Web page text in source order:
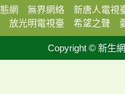
網 無界網絡
新唐人電視
放光明電視臺 希望之聲
Copyright © 新生